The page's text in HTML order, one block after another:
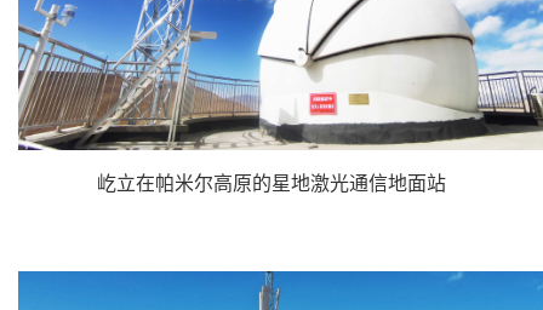
屹立在帕米尔高原的星地激光通信地面站